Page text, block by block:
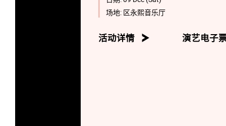
场地: 区永熙音乐厅
活动详情 演艺电子